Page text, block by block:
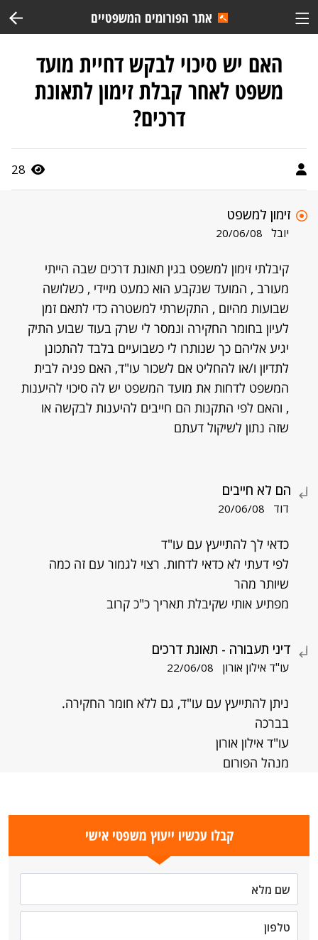
אתר הפורומים המשפטיים
האם יש סיכוי לבקש דחיית מועד
משפט לאחר קבלת זימון לתאונת
דרכים?
28
זימון למשפט
יובל 20/06/08
קיבלתי זימון למשפט בגין תאונת דרכים שבה הייתי
מעורב , המועד שנקבע הוא כמעט מיידי , כשלושה
שבועות מהיום , התקשרתי למשטרה כדי לתאם זמן
לעיון בחומר החקירה ונמסר לי שרק בעוד שבוע התיק
יגיע אליהם כך שנותרו לי כשבועיים בלבד להתכונן
לתדיון ו/או להחליט אם לשכור עו"ד, האם פניה לבית
המשפט לדחות את מועד המשפט יש לה סיכוי להיענות
, והאם לפי התקנות הם חייבים להיענות לבקשה או
שזה נתון לשיקול דעתם
הם לא חייבים
דוד 20/06/08
כדאי לך להתייעץ עם עו"ד
לפי דעתי לא כדאי לדחות. רצוי לגמור עם זה כמה
שיותר מהר
מפתיע אותי שקיבלת תאריך כ"כ קרוב
דיני תעבורה - תאונת דרכים
עו"ד אילון אורון 22/06/08
ניתן להתייעץ עם עו"ד, גם ללא חומר החקירה.
בברכה
עו"ד אילון אורון
מנהל הפורום
קבלו עכשיו ייעוץ משפטי אישי